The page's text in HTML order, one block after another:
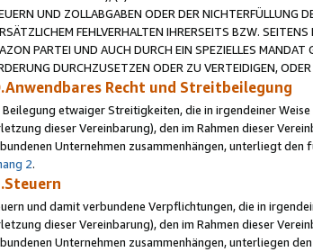
UND ZOLLABGABEN ODER DER NICHTERFÜLLUNG
FEHLVERHALTEN IHRERSEITS BZW.
PARTEI UND AUCH DURCH EIN SPEZIELLES
DURCHZUSETZEN ODER ZU VERTEIDIGEN,
Recht und Streitbeilegung
Beilegung etwaiger Streitigkeiten, die in irgendeiner
dieser Vereinbarung), den im Rahmen dieser
Unternehmen zusammenhängen, unterliegt
2.
und damit verbundene Verpflichtungen, die in
dieser Vereinbarung), den im Rahmen dieser
Unternehmen zusammenhängen, unterliegen